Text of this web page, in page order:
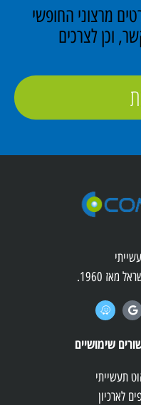
מרצוני החופשי
וכן לצרכים
מאז 1960.
שימושיים
תעשייתי
לארכיון